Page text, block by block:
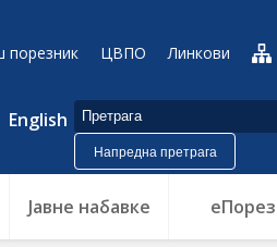
порезник ЦВПО Линкови
English
Напредна претрага
Jавне набавке